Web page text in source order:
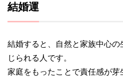
結婚運
結婚すると、自然と家族中心
じられる人です。
家庭をもったことで責任感が